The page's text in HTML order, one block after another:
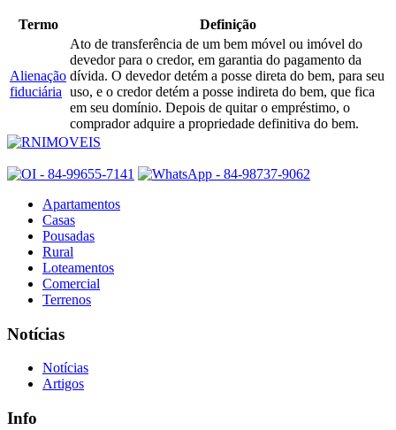
Termo Definição
Alienação
fiduciária
Ato de transferência de um bem móvel ou imóvel do
devedor para o credor, em garantia do pagamento da
dívida. O devedor detém a posse direta do bem, para seu
uso, e o credor detém a posse indireta do bem, que fica
em seu domínio. Depois de quitar o empréstimo, o
comprador adquire a propriedade definitiva do bem.
Apartamentos
Casas
Pousadas
Rural
Loteamentos
Comercial
Terrenos
Notícias
Notícias
Artigos
Info